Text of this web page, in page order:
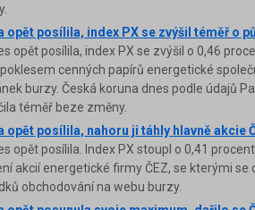
opět posílila, index PX se zvýšil téměř o
opět posílila, index PX se zvýšil o 0,46
cenných papírů energetické
burzy. Česká koruna dnes podle údajů
téměř beze změny.
opět posílila, nahoru ji táhly hlavně akcie
opět posílila. Index PX stoupl o 0,41
akcií energetické firmy ČEZ, se kterými
obchodování na webu burzy.